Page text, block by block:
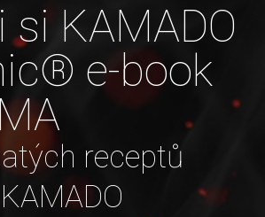
si KAMADO
e-book
receptů